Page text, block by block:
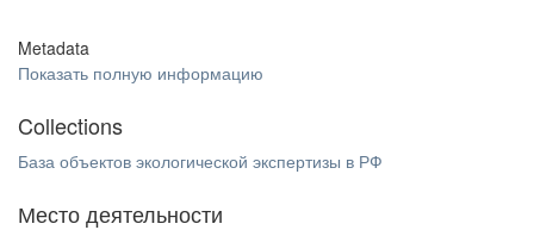
Metadata
Показать полную информацию
Collections
База объектов экологической экспертизы в РФ
Место деятельности